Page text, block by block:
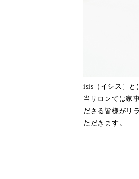
isis（イシス）と
当サロンでは家
ださる皆様がリ
ただきます。